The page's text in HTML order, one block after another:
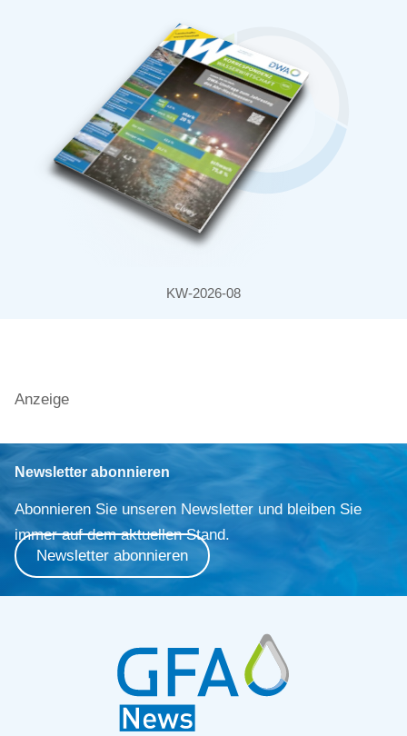
KW-2026-08
Anzeige
Newsletter abonnieren
Abonnieren Sie unseren Newsletter und bleiben Sie
immer auf dem aktuellen Stand.
Newsletter abonnieren